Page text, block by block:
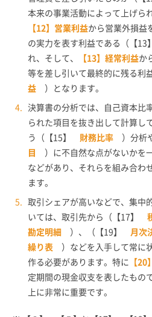
本来の事業活動によって上げら
【12】営業利益から営業外損益
の実力を表す利益である（【13】
れ、そして、
【13】経常利益か
等を差し引いて最終的に残る利
益 ）となります。
決算書の分析では、自己資本比
られた項目を抜き出して計算し
う（【15】
財務比率 ）分析
目 ）に不自然な点がないかを
などがあり、それらを組み合わ
ます。
取引シェアが高いなどで、集中
いては、取引先から（【17】
勘定明細 ）、（【19】 月次
繰り表 ）などを入手して常に
作る必要があります。特に
【20
定期間の現金収支を表したもの
上に非常に重要です。